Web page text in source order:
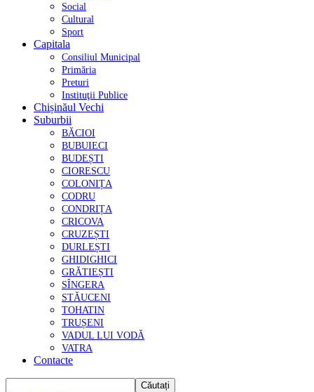
Social
Cultural
Sport
Capitala
Consiliul Municipal
Primăria
Preturi
Instituţii Publice
Chișinăul Vechi
Suburbii
BĂCIOI
BUBUIECI
BUDEȘTI
CIORESCU
COLONIȚA
CODRU
CONDRIȚA
CRICOVA
CRUZEȘTI
DURLEȘTI
GHIDIGHICI
GRĂTIEȘTI
SÎNGERA
STĂUCENI
TOHATIN
TRUȘENI
VADUL LUI VODĂ
VATRA
Contacte